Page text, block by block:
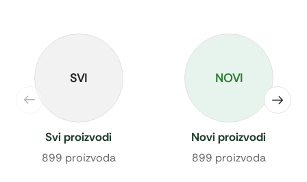
SVI
Svi proizvodi
899 proizvoda
NOVI
Novi proizvodi
899 proizvoda